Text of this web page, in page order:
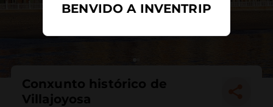
Conxunto histórico de
Villajoyosa
BENVIDO A INVENTRIP